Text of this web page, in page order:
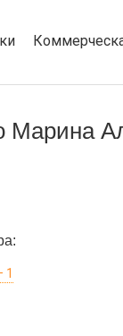
Марина
1